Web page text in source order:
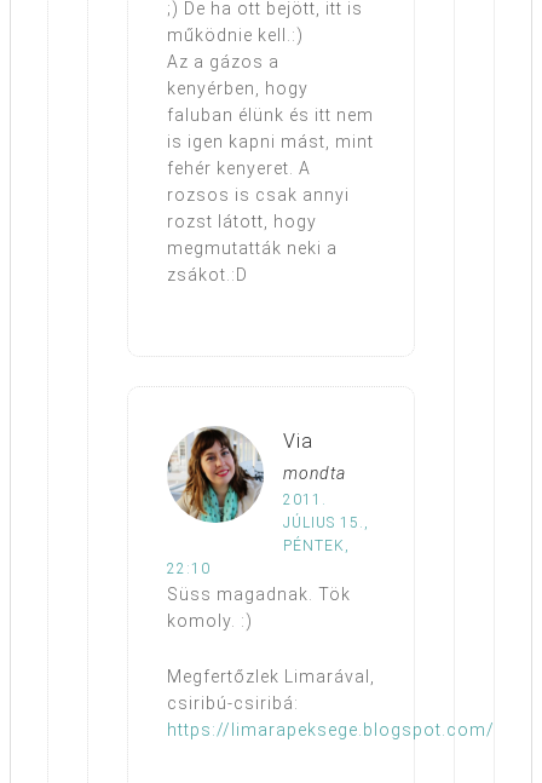
;) De ha ott bejött, itt is
működnie kell.:)
Az a gázos a
kenyérben, hogy
faluban élünk és itt nem
is igen kapni mást, mint
fehér kenyeret. A
rozsos is csak annyi
rozst látott, hogy
megmutatták neki a
zsákot.:D
Via
mondta
2011.
JÚLIUS 15.,
PÉNTEK,
22:10
Süss magadnak. Tök
komoly. :)
Megfertőzlek Limarával,
csiribú-csiribá:
https://limarapeksege.blogspot.com/